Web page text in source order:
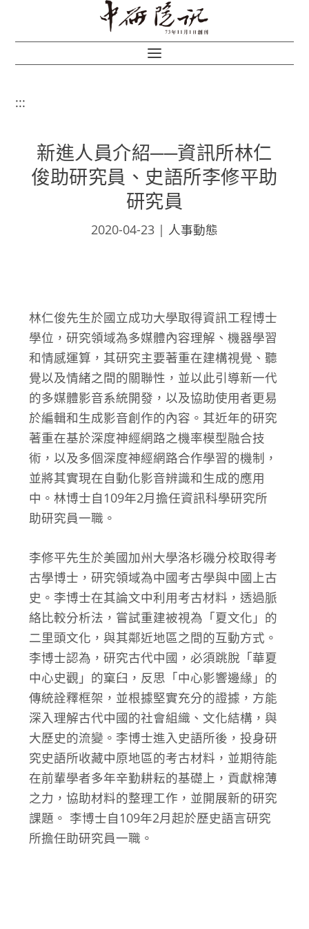
:::
新進人員介紹──資訊所林仁
俊助研究員、史語所李修平助
研究員
2020-04-23 | 人事動態
林仁俊先生於國立成功大學取得資訊工程博士
學位，研究領域為多媒體內容理解、機器學習
和情感運算，其研究主要著重在建構視覺、聽
覺以及情緒之間的關聯性，並以此引導新一代
的多媒體影音系統開發，以及協助使用者更易
於編輯和生成影音創作的內容。其近年的研究
著重在基於深度神經網路之機率模型融合技
術，以及多個深度神經網路合作學習的機制，
並將其實現在自動化影音辨識和生成的應用
中。林博士自109年2月擔任資訊科學研究所
助研究員一職。
李修平先生於美國加州大學洛杉磯分校取得考
古學博士，研究領域為中國考古學與中國上古
史。李博士在其論文中利用考古材料，透過脈
絡比較分析法，嘗試重建被視為「夏文化」的
二里頭文化，與其鄰近地區之間的互動方式。
李博士認為，研究古代中國，必須跳脫「華夏
中心史觀」的窠臼，反思「中心影響邊緣」的
傳統詮釋框架，並根據堅實充分的證據，方能
深入理解古代中國的社會組織、文化結構，與
大歷史的流變。李博士進入史語所後，投身研
究史語所收藏中原地區的考古材料，並期待能
在前輩學者多年辛勤耕耘的基礎上，貢獻棉薄
之力，協助材料的整理工作，並開展新的研究
課題。 李博士自109年2月起於歷史語言研究
所擔任助研究員一職。